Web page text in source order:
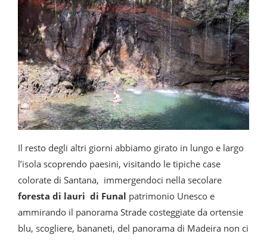
Il resto degli altri giorni abbiamo girato in lungo e largo
l’isola scoprendo paesini, visitando le tipiche case
colorate di Santana, immergendoci nella secolare
foresta di lauri di Funal patrimonio Unesco e
ammirando il panorama Strade costeggiate da ortensie
blu, scogliere, bananeti, del panorama di Madeira non ci